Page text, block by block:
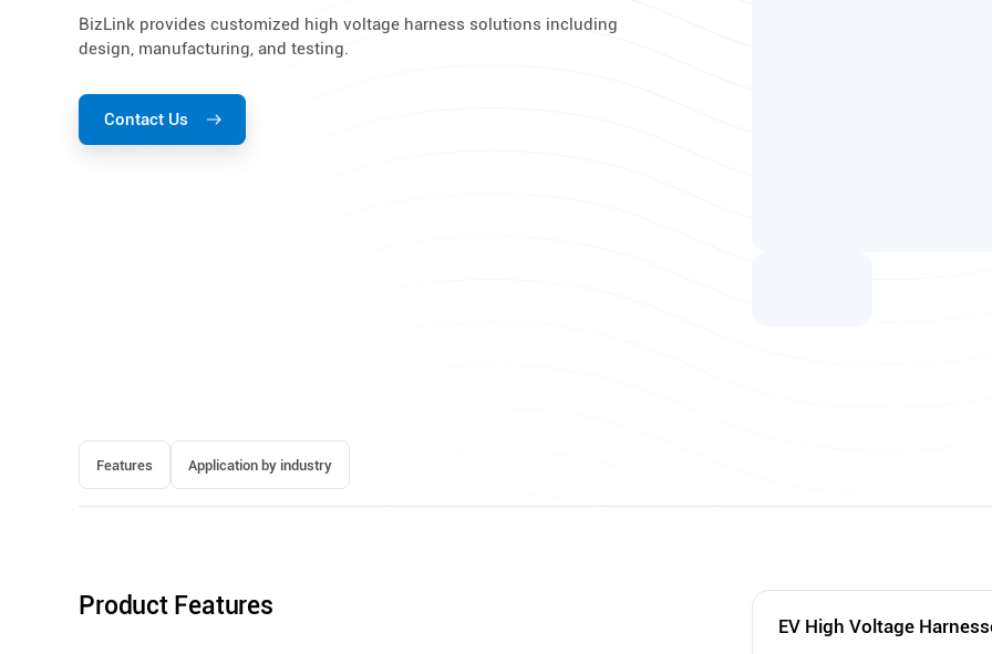
BizLink provides customized high voltage harness solutions including
design, manufacturing, and testing.
Contact Us
Features Application by industry
Product Features
EV High Voltage